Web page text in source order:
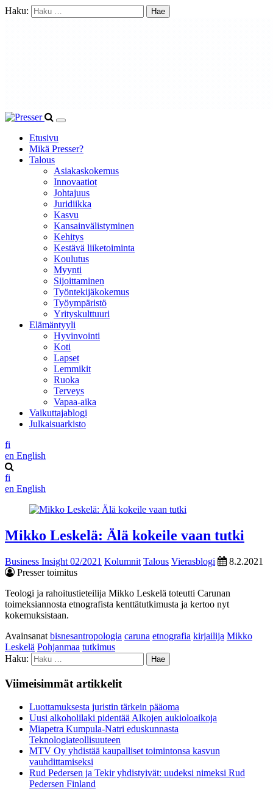
Haku:
Etusivu
Mikä Presser?
Talous
Asiakaskokemus
Innovaatiot
Johtajuus
Juridiikka
Kasvu
Kansainvälistyminen
Kehitys
Kestävä liiketoiminta
Koulutus
Myynti
Sijoittaminen
Työntekijäkokemus
Työympäristö
Yrityskulttuuri
Elämäntyyli
Hyvinvointi
Koti
Lapset
Lemmikit
Ruoka
Terveys
Vapaa-aika
Vaikuttajablogi
Julkaisuarkisto
fi
en English
fi
en English
Mikko Leskelä: Älä kokeile vaan tutki
Business Insight 02/2021 Kolumnit Talous Vierasblogi
8.2.2021
Presser toimitus
Teologi ja rahoitustieteilija Mikko Leskelä toteutti Carunan
toimeksiannosta etnografista kenttätutkimusta ja kertoo nyt
kokemuksistaan.
Avainsanat bisnesantropologia caruna etnografia kirjailija Mikko
Leskelä Pohjanmaa tutkimus
Haku:
Viimeisimmät artikkelit
Luottamuksesta juristin tärkein pääoma
Uusi alkoholilaki pidentää Alkojen aukioloaikoja
Miapetra Kumpula-Natri eduskunnasta
Teknologiateollisuuteen
MTV Oy yhdistää kaupalliset toimintonsa kasvun
vauhdittamiseksi
Rud Pedersen ja Tekir yhdistyivät: uudeksi nimeksi Rud
Pedersen Finland